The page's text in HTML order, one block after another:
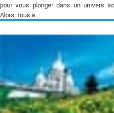
pour vous plonger dans un univers
Alors, tous à...